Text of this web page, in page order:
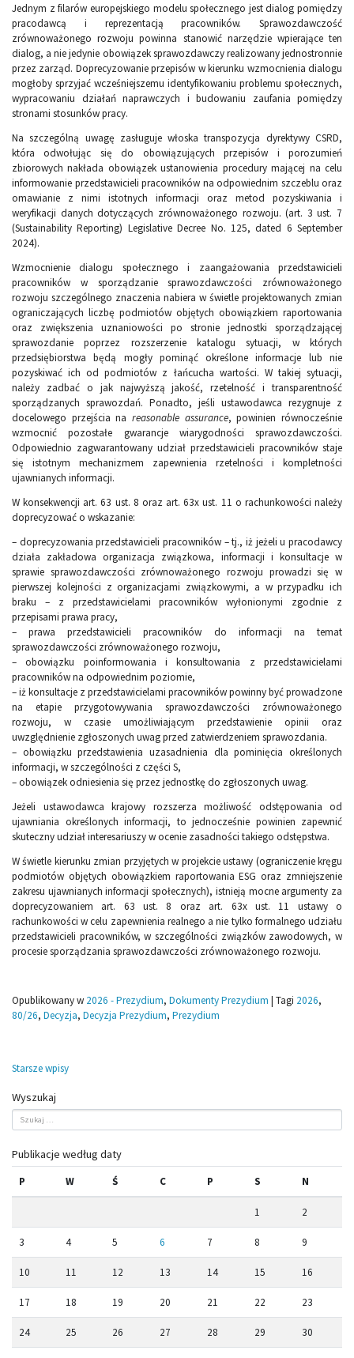
Jednym z filarów europejskiego modelu społecznego jest dialog pomiędzy
pracodawcą i reprezentacją pracowników. Sprawozdawczość
zrównoważonego rozwoju powinna stanowić narzędzie wpierające ten
dialog, a nie jedynie obowiązek sprawozdawczy realizowany jednostronnie
przez zarząd. Doprecyzowanie przepisów w kierunku wzmocnienia dialogu
mogłoby sprzyjać wcześniejszemu identyfikowaniu problemu społecznych,
wypracowaniu działań naprawczych i budowaniu zaufania pomiędzy
stronami stosunków pracy.
Na szczególną uwagę zasługuje włoska transpozycja dyrektywy CSRD,
która odwołując się do obowiązujących przepisów i porozumień
zbiorowych nakłada obowiązek ustanowienia procedury mającej na celu
informowanie przedstawicieli pracowników na odpowiednim szczeblu oraz
omawianie z nimi istotnych informacji oraz metod pozyskiwania i
weryfikacji danych dotyczących zrównoważonego rozwoju. (art. 3 ust. 7
(Sustainability Reporting) Legislative Decree No. 125, dated 6 September
2024).
Wzmocnienie dialogu społecznego i zaangażowania przedstawicieli
pracowników w sporządzanie sprawozdawczości zrównoważonego
rozwoju szczególnego znaczenia nabiera w świetle projektowanych zmian
ograniczających liczbę podmiotów objętych obowiązkiem raportowania
oraz zwiększenia uznaniowości po stronie jednostki sporządzającej
sprawozdanie poprzez rozszerzenie katalogu sytuacji, w których
przedsiębiorstwa będą mogły pominąć określone informacje lub nie
pozyskiwać ich od podmiotów z łańcucha wartości. W takiej sytuacji,
należy zadbać o jak najwyższą jakość, rzetelność i transparentność
sporządzanych sprawozdań. Ponadto, jeśli ustawodawca rezygnuje z
docelowego przejścia na reasonable assurance, powinien równocześnie
wzmocnić pozostałe gwarancje wiarygodności sprawozdawczości.
Odpowiednio zagwarantowany udział przedstawicieli pracowników staje
się istotnym mechanizmem zapewnienia rzetelności i kompletności
ujawnianych informacji.
W konsekwencji art. 63 ust. 8 oraz art. 63x ust. 11 o rachunkowości należy
doprecyzować o wskazanie:
– doprecyzowania przedstawicieli pracowników – tj., iż jeżeli u pracodawcy
działa zakładowa organizacja związkowa, informacji i konsultacje w
sprawie sprawozdawczości zrównoważonego rozwoju prowadzi się w
pierwszej kolejności z organizacjami związkowymi, a w przypadku ich
braku – z przedstawicielami pracowników wyłonionymi zgodnie z
przepisami prawa pracy,
– prawa przedstawicieli pracowników do informacji na temat
sprawozdawczości zrównoważonego rozwoju,
– obowiązku poinformowania i konsultowania z przedstawicielami
pracowników na odpowiednim poziomie,
– iż konsultacje z przedstawicielami pracowników powinny być prowadzone
na etapie przygotowywania sprawozdawczości zrównoważonego
rozwoju, w czasie umożliwiającym przedstawienie opinii oraz
uwzględnienie zgłoszonych uwag przed zatwierdzeniem sprawozdania.
– obowiązku przedstawienia uzasadnienia dla pominięcia określonych
informacji, w szczególności z części S,
– obowiązek odniesienia się przez jednostkę do zgłoszonych uwag.
Jeżeli ustawodawca krajowy rozszerza możliwość odstępowania od
ujawniania określonych informacji, to jednocześnie powinien zapewnić
skuteczny udział interesariuszy w ocenie zasadności takiego odstępstwa.
W świetle kierunku zmian przyjętych w projekcie ustawy (ograniczenie kręgu
podmiotów objętych obowiązkiem raportowania ESG oraz zmniejszenie
zakresu ujawnianych informacji społecznych), istnieją mocne argumenty za
doprecyzowaniem art. 63 ust. 8 oraz art. 63x ust. 11 ustawy o
rachunkowości w celu zapewnienia realnego a nie tylko formalnego udziału
przedstawicieli pracowników, w szczególności związków zawodowych, w
procesie sporządzania sprawozdawczości zrównoważonego rozwoju.
Opublikowany w 2026 - Prezydium, Dokumenty Prezydium | Tagi 2026,
80/26, Decyzja, Decyzja Prezydium, Prezydium
Nawigacja
po
wpisach
Starsze wpisy
Wyszukaj
Publikacje według daty
P W Ś C P S N
1 2
3 4 5 6 7 8 9
10 11 12 13 14 15 16
17 18 19 20 21 22 23
24 25 26 27 28 29 30